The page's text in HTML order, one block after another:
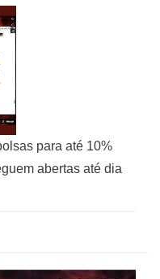
para até 10%
abertas até dia